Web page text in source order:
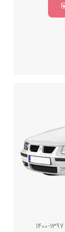
1400-1397